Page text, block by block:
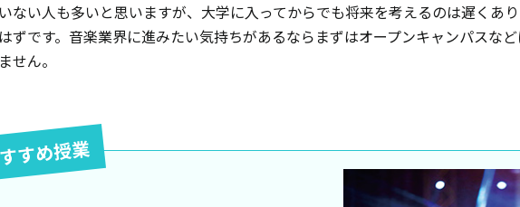
ない人も多いと思いますが、大学に入ってからでも将来を考えるのは遅くあ
ずです。音楽業界に進みたい気持ちがあるならまずはオープンキャンパスな
せん。
すめ授業